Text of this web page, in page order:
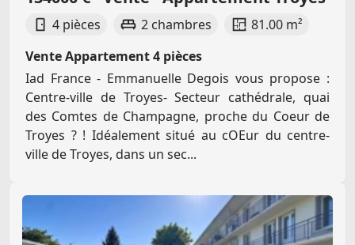
4 pièces 2 chambres
81.00 m²
Vente Appartement 4 pièces
Iad France - Emmanuelle Degois vous propose :
Centre-ville de Troyes- Secteur cathédrale, quai
des Comtes de Champagne, proche du Coeur de
Troyes ? ! Idéalement situé au cOEur du centre-
ville de Troyes, dans un sec...